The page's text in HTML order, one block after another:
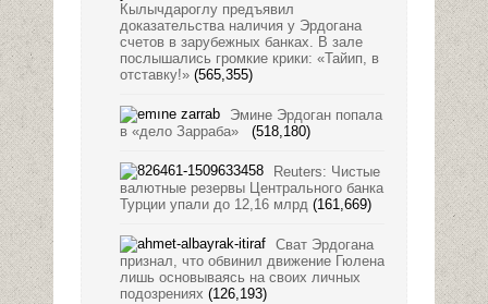
Кылычдароглу предъявил
доказательства наличия у Эрдогана
счетов в зарубежных банках. В зале
послышались громкие крики: «Тайип, в
отставку!» (565,355)
Эмине Эрдоган попала
в «дело Зарраба»
(518,180)
Reuters: Чистые
валютные резервы Центрального банка
Турции упали до 12,16 млрд (161,669)
Сват Эрдогана
признал, что обвинил движение Гюлена
лишь основываясь на своих личных
подозрениях (126,193)